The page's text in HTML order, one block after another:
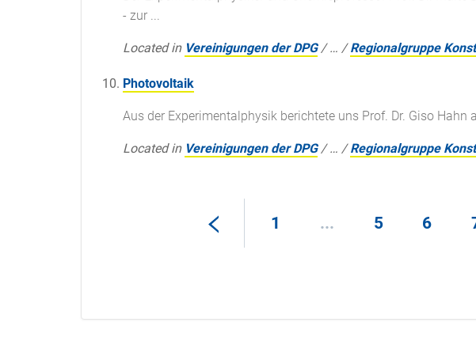
- zur ...
Located in Vereinigungen der DPG /… /Regionalgruppe
Photovoltaik
Aus der Experimentalphysik berichtete uns Prof. Dr. Giso
Located in Vereinigungen der DPG /… /Regionalgruppe
1 ... 5 6